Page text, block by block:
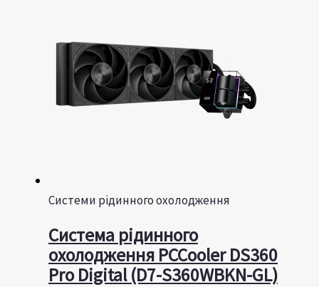
Системи рідинного охолодження
Система рідинного
охолодження PCCooler DS360
Pro Digital (D7-S360WBKN-GL)